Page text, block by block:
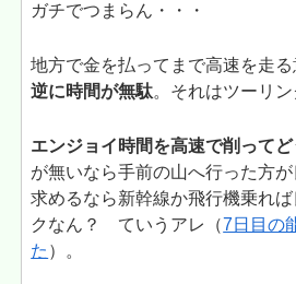
ガチでつまらん・・・
地方で金を払ってまで高速を走る
逆に時間が無駄。それはツーリン
エンジョイ時間を高速で削ってど
が無いなら手前の山へ行った方
求めるなら新幹線か飛行機乗れ
クなん？ ていうアレ（7日目の
た ）。